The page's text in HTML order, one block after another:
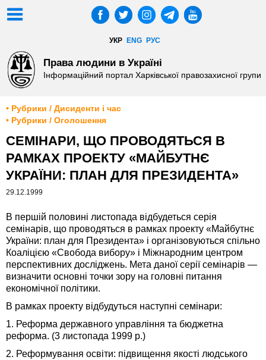
УКР ENG РУС
Права людини в Україні
Інформаційний портал Харківської правозахисної групи
• Рубрики / Дисиденти і час
• Рубрики / Оголошення
СЕМІНАРИ, ЩО ПРОВОДЯТЬСЯ В
РАМКАХ ПРОЕКТУ «МАЙБУТНЄ
УКРАЇНИ: ПЛАН ДЛЯ ПРЕЗИДЕНТА»
29.12.1999
В першій половині листопада відбудеться серія
семінарів, що проводяться в рамках проекту «Майбутнє
України: план для Президента» i організовуються спільно
Коаліцією «Свобода вибору» i Міжнародним центром
перспективних досліджень. Мета даної серії семінарів —
визначити основні точки зору на головні питання
економічної політики.
В рамках проекту відбудуться наступні семінари:
1. Реформа державного управління та бюджетна
реформа. (3 листопада 1999 р.)
2. Реформування освіти: підвищення якості людсь­кого